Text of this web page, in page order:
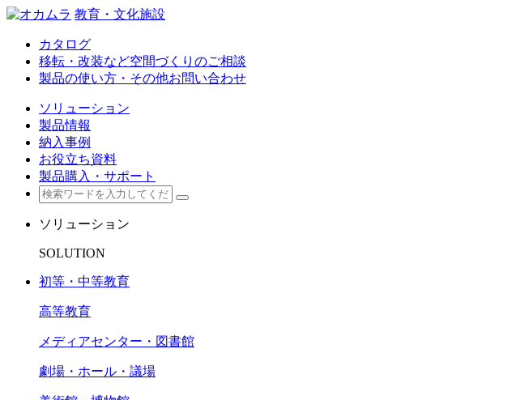
教育・文化施設
カタログ
移転・改装など空間づくりのご相談
製品の使い方・その他お問い合わせ
ソリューション
製品情報
納入事例
お役立ち資料
製品購入・サポート
ソリューション
SOLUTION
初等・中等教育
高等教育
メディアセンター・図書館
劇場・ホール・議場